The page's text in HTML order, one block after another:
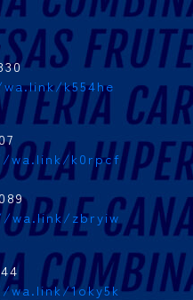
k554he
wa.link/k0rpcf
wa.link/zbryiw
1oky5k